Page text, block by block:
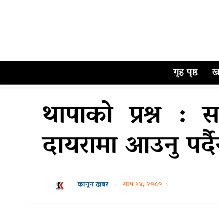
गृह पृष्ठ
थापाको प्रश्न
दायरामा आउनु
कानून खबर माघ २४, २०८०